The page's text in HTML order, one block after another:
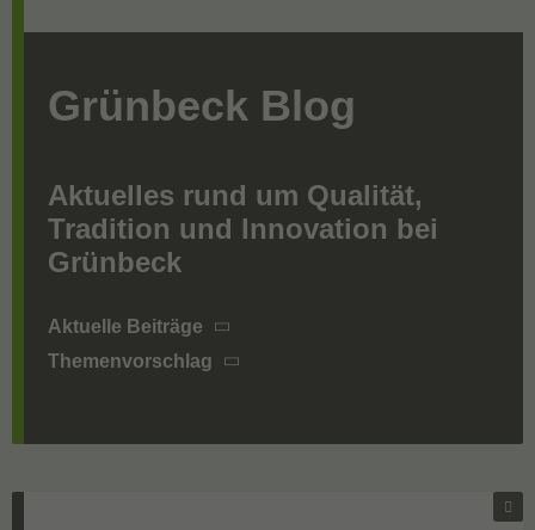
Grünbeck Blog
Aktuelles rund um Qualität,
Tradition und Innovation bei
Grünbeck
Aktuelle Beiträge
Themenvorschlag